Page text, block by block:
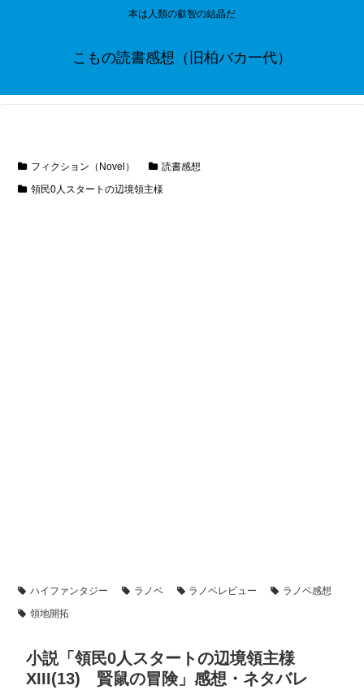
本は人類の叡智の結晶だ
こもの読書感想（旧柏バカ一代）
フィクション（Novel）
読書感想
領民0人スタートの辺境領主様
ハイファンタジー ラノベ ラノベレビュー
ラノベ感想
領地開拓
小説「領民0人スタートの辺境領主様
XIII(13) 賢鼠の冒険」感想・ネタバレ